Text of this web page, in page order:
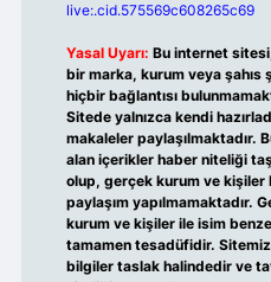
live:.cid.575569c608265c69
Yasal Uyarı: Bu internet
bir marka, kurum veya şahıs
hiçbir bağlantısı
Sitede yalnızca kendi
makaleler paylaşılmaktadır.
alan içerikler haber niteliği
olup, gerçek kurum ve kişiler
paylaşım yapılmamaktadır.
kurum ve kişiler ile isim
tamamen tesadüfidir.
bilgiler taslak halindedir ve